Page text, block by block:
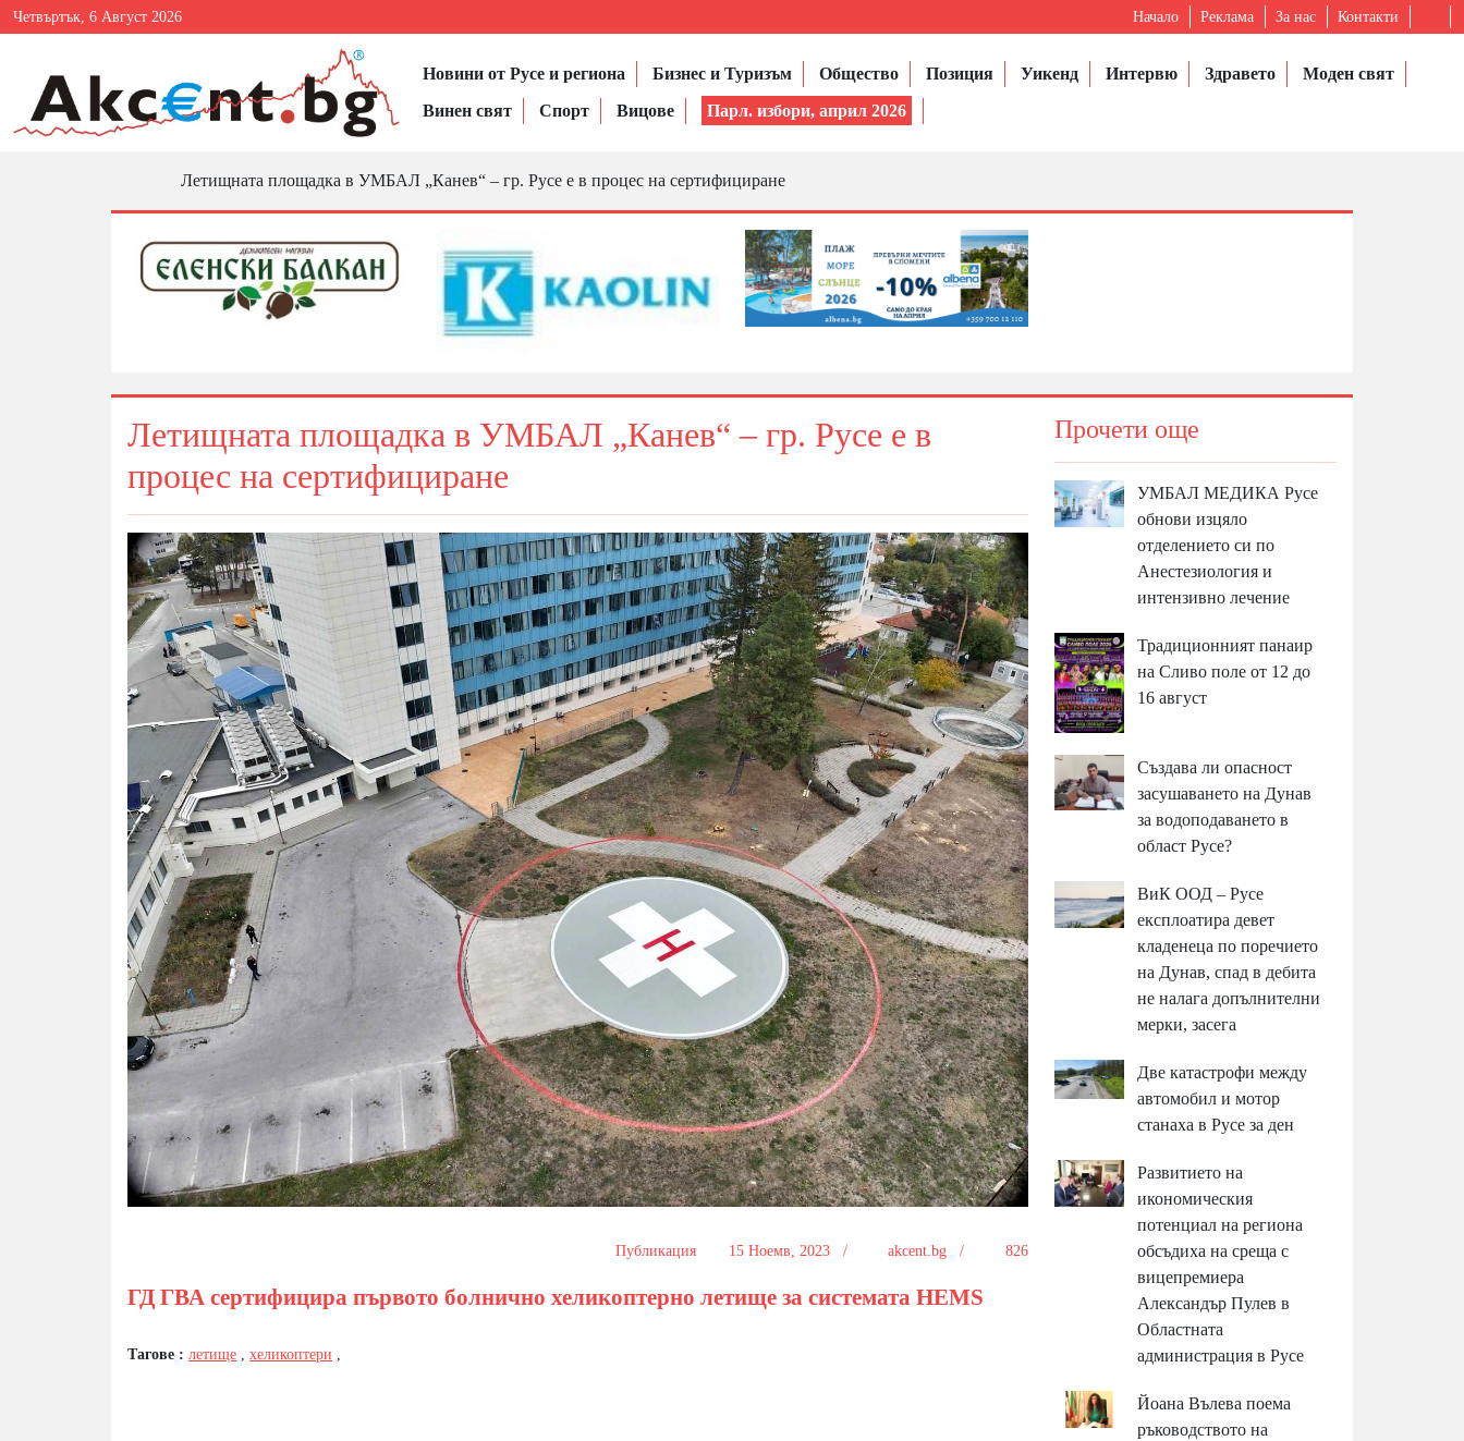
Четвъртък, 6 Август 2026 Начало Реклама За нас Контакти
Новини от Русе и региона Бизнес и Туризъм Общество Позиция Уикенд Интервю Здравето
Моден свят
Винен свят
Спорт Вицове Парл. избори, април 2026
Летищната площадка в УМБАЛ „Канев“ – гр. Русе е в процес на сертифициране
Летищната площадка в УМБАЛ „Канев“ – гр. Русе е в
процес на сертифициране
Публикация 15 Ноемв, 2023 / akcent.bg / 826
ГД ГВА сертифицира първото болнично хеликоптерно летище за системата HEMS
Тагове : летище хеликоптери
Прочети още
УМБАЛ МЕДИКА Русе
обнови изцяло
отделението си по
Анестезиология и
интензивно лечение
Традиционният панаир
на Сливо поле от 12 до
16 август
Създава ли опасност
засушаването на Дунав
за водоподаването в
област Русе?
ВиК ООД – Русе
експлоатира девет
кладенеца по поречието
на Дунав, спад в дебита
не налага допълнителни
мерки, засега
Две катастрофи между
автомобил и мотор
станаха в Русе за ден
Развитието на
икономическия
потенциал на региона
обсъдиха на среща с
вицепремиера
Александър Пулев в
Областната
администрация в Русе
Йоана Вълева поема
ръководството на